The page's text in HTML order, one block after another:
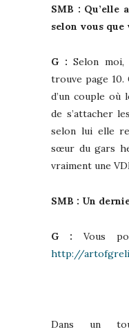
SMB : Qu’elle
selon vous
G : Selon
trouve page
d’un couple où
de s’attacher
selon lui elle
sœur du gars
vraiment une
SMB : Un
G : Vous
http://
Dans un